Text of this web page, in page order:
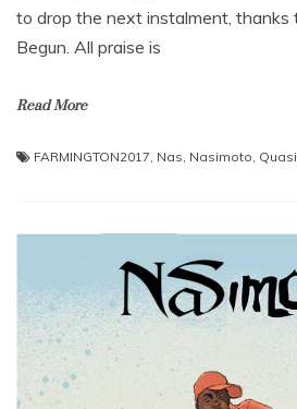
to drop the next instalment, thanks
Begun. All praise is
Read More
FARMINGTON2017, Nas, Nasimoto,